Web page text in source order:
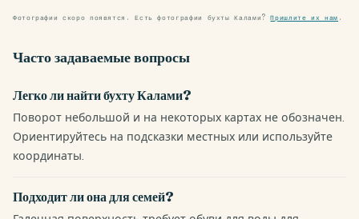
Фотографии скоро появятся. Есть фотографии бухты Калами?Пришлите их нам .
Часто задаваемые вопросы
Легко ли найти бухту Калами?
Поворот небольшой и на некоторых картах не обозначен.
Ориентируйтесь на подсказки местных или используйте
координаты.
Подходит ли она для семей?